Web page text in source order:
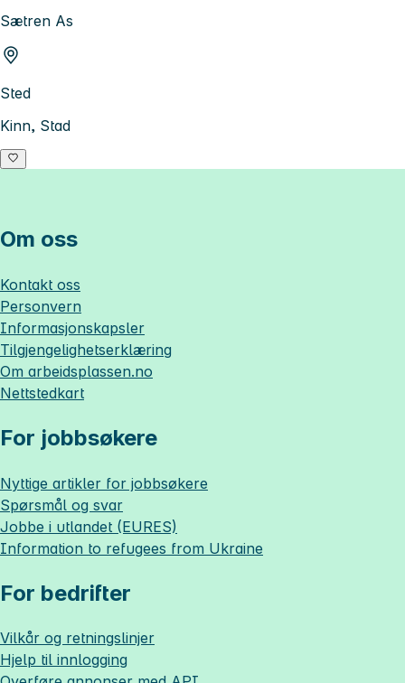
Sætren As
Sted
Kinn, Stad
Om oss
Kontakt oss
Personvern
Informasjonskapsler
Tilgjengelighetserklæring
Om arbeidsplassen.no
Nettstedkart
For jobbsøkere
Nyttige artikler for jobbsøkere
Spørsmål og svar
Jobbe i utlandet (EURES)
Information to refugees from Ukraine
For bedrifter
Vilkår og retningslinjer
Hjelp til innlogging